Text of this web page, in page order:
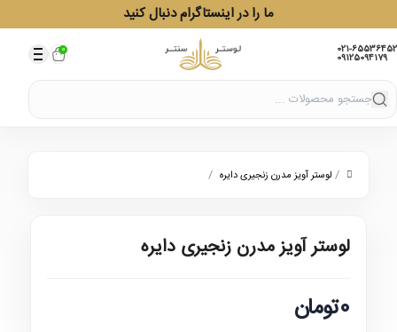
ما را در اینستاگرام دنبال کنید
021-65536452
09125094179
0
/ لوستر آویز مدرن زنجیری دایره /
لوستر آویز مدرن زنجیری دایره
0تومان